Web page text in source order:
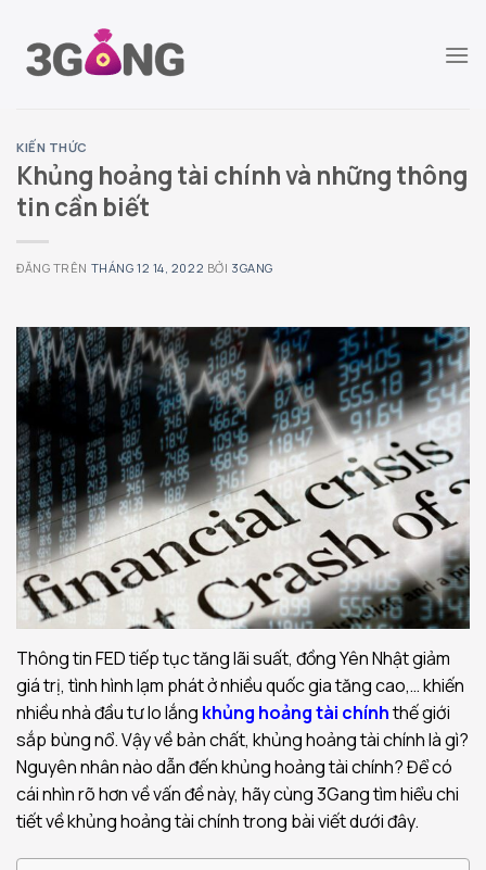
đến
KIẾN THỨC
Khủng hoảng tài chính và những thông
tin cần biết
ĐĂNG TRÊN THÁNG 12 14, 2022 BỞI 3GANG
Thông tin FED tiếp tục tăng lãi suất, đồng Yên Nhật giảm
giá trị, tình hình lạm phát ở nhiều quốc gia tăng cao,… khiến
nhiều nhà đầu tư lo lắng khủng hoảng tài chínhthế giới
sắp bùng nổ. Vậy về bản chất, khủng hoảng tài chính là gì?
Nguyên nhân nào dẫn đến khủng hoảng tài chính? Để có
cái nhìn rõ hơn về vấn đề này, hãy cùng 3Gang tìm hiểu chi
tiết về khủng hoảng tài chính trong bài viết dưới đây.